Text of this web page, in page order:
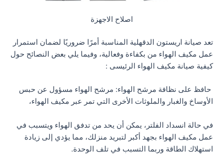
اصلاح الاجهزة
تعد صيانة اريستون الدقهلية المناسبة أمرًا ضروريًا لضمان استمرار
عمل مكيف الهواء من بكفاءة وفعالية، وفيما يلي بعض النصائح حول
كيفية صيانة مكيف الهواء الرئيسى :
حافظ على نظافة مرشح الهواء: مرشح الهواء مسؤول عن حبس
الأوساخ والغبار والملوثات الأخرى التي تمر عبر مكيف الهواء،
في حالة انسداد الفلتر، يمكن أن يحد من تدفق الهواء ويتسبب في
عمل مكيف الهواء بجهد أكبر لتبريد منزلك، مما يؤدي إلى زيادة
استهلاك الطاقة وربما التسبب في تلف الوحدة.